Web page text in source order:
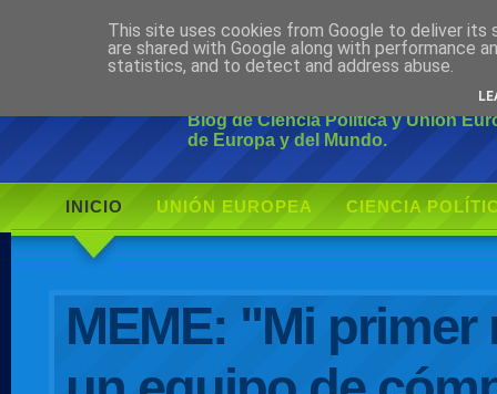
Ciudadano
Blog de Ciencia Política y Unión
de Europa y del Mundo.
INICIO UNIÓN EUROPEA CIENCIA
MEME: "Mi primer
This site uses cookies from Google to deliver its
are shared with Google along with performance
statistics, and to detect and address abuse.